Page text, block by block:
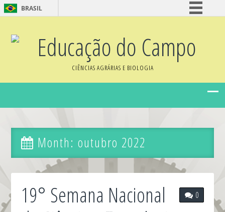
BRASIL
Comunica BR
Participe
Acesso à informação
Educação do Campo
CIÊNCIAS AGRÁRIAS E BIOLOGIA
Month:outubro 2022
0
19° Semana Nacional